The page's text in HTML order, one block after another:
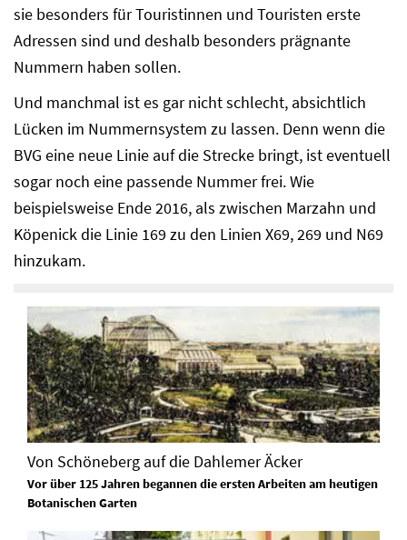
sie besonders für Touristinnen und Touristen erste
Adressen sind und deshalb besonders prägnante
Nummern haben sollen.
Und manchmal ist es gar nicht schlecht, absichtlich
Lücken im Nummernsystem zu lassen. Denn wenn die
BVG eine neue Linie auf die Strecke bringt, ist eventuell
sogar noch eine passende Nummer frei. Wie
beispielsweise Ende 2016, als zwischen Marzahn und
Köpenick die Linie 169 zu den Linien X69, 269 und N69
hinzukam.
Von Schöneberg auf die Dahlemer Äcker
Vor über 125 Jahren begannen die ersten Arbeiten am heutigen
Botanischen Garten